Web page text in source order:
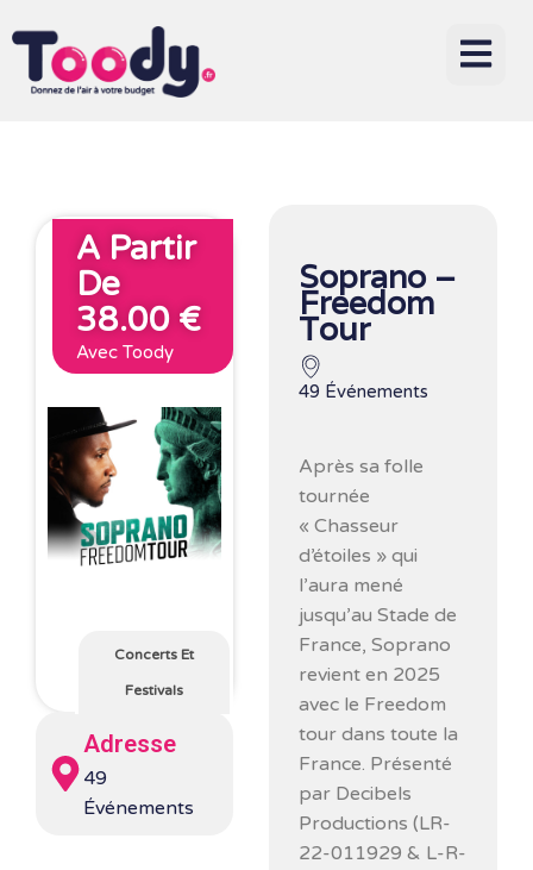
A Partir
De
38.00 €
Avec Toody
Concerts Et
Festivals
Adresse
49
Événements
Soprano –
Freedom
Tour
49 Événements
Après sa folle
tournée
« Chasseur
d’étoiles » qui
l’aura mené
jusqu’au Stade de
France, Soprano
revient en 2025
avec le Freedom
tour dans toute la
France. Présenté
par Decibels
Productions (LR-
22-011929 & L-R-